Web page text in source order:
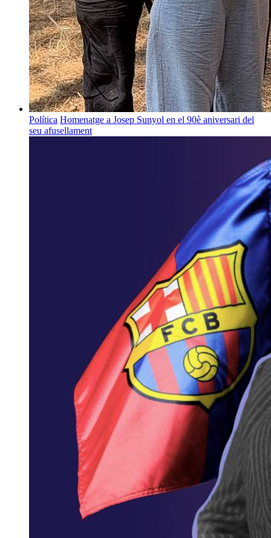
Política Homenatge a Josep Sunyol en el 90è aniversari del
seu afusellament